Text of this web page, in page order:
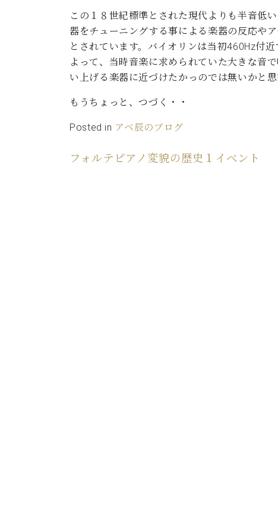
C.BECHSTEIN Digital(ベヒシュタイン デジタル)
この１８世紀標準とされた現代よりも半音低
器をチューニングする事による楽器の反応や
とされています。バイオリンは当初460Hz付
よって、当時音楽に求められていた大きな音
い上げる楽器に近づけたかっのでは無いかと思
もうちょっと、つづく・・
Posted in アベ辰のブログ
フォルテピアノ変貌の歴史１イベント